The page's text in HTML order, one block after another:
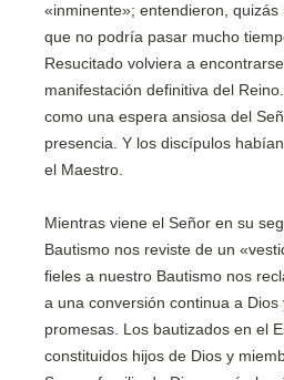
«inminente»; entendieron, quizás
que no podría pasar mucho
Resucitado volviera a
manifestación definitiva del
como una espera ansiosa del
presencia. Y los discípulos
el Maestro.
Mientras viene el Señor en su
Bautismo nos reviste de un
fieles a nuestro Bautismo nos
a una conversión continua a Dios
promesas. Los bautizados en el
constituidos hijos de Dios y